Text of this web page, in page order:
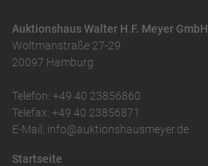
Auktionshaus Walter H.F. Meyer GmbH
Woltmanstraße 27-29
20097 Hamburg
Telefon: +49 40 23856860
Telefax: +49 40 23856871
E-Mail: info@auktionshausmeyer.de
Startseite